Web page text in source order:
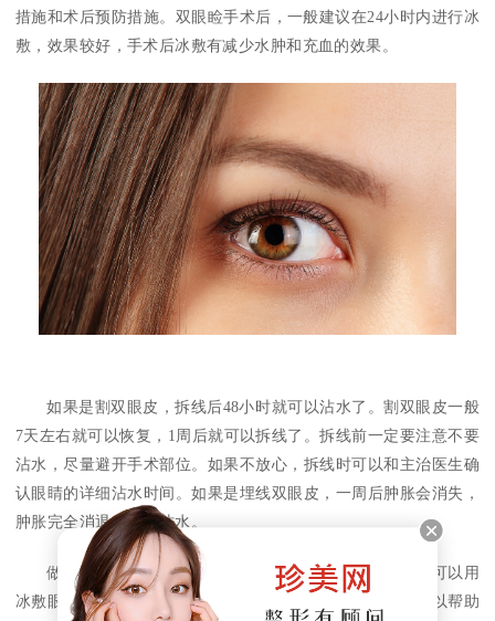
措施和术后预防措施。双眼睑手术后，一般建议在24小时内进行冰
敷，效果较好，手术后冰敷有减少水肿和充血的效果。
如果是割双眼皮，拆线后48小时就可以沾水了。割双眼皮一般
7天左右就可以恢复，1周后就可以拆线了。拆线前一定要注意不要
沾水，尽量避开手术部位。如果不放心，拆线时可以和主治医生确
认眼睛的详细沾水时间。如果是埋线双眼皮，一周后肿胀会消失，
肿胀完全消退后可以沾水。
做双眼皮后，可以用纱布敷冰，但要避免伤口沾水。也可以用
冰敷眼罩或者保鲜膜包冰。每半小时一次，每次15分钟。可以帮助